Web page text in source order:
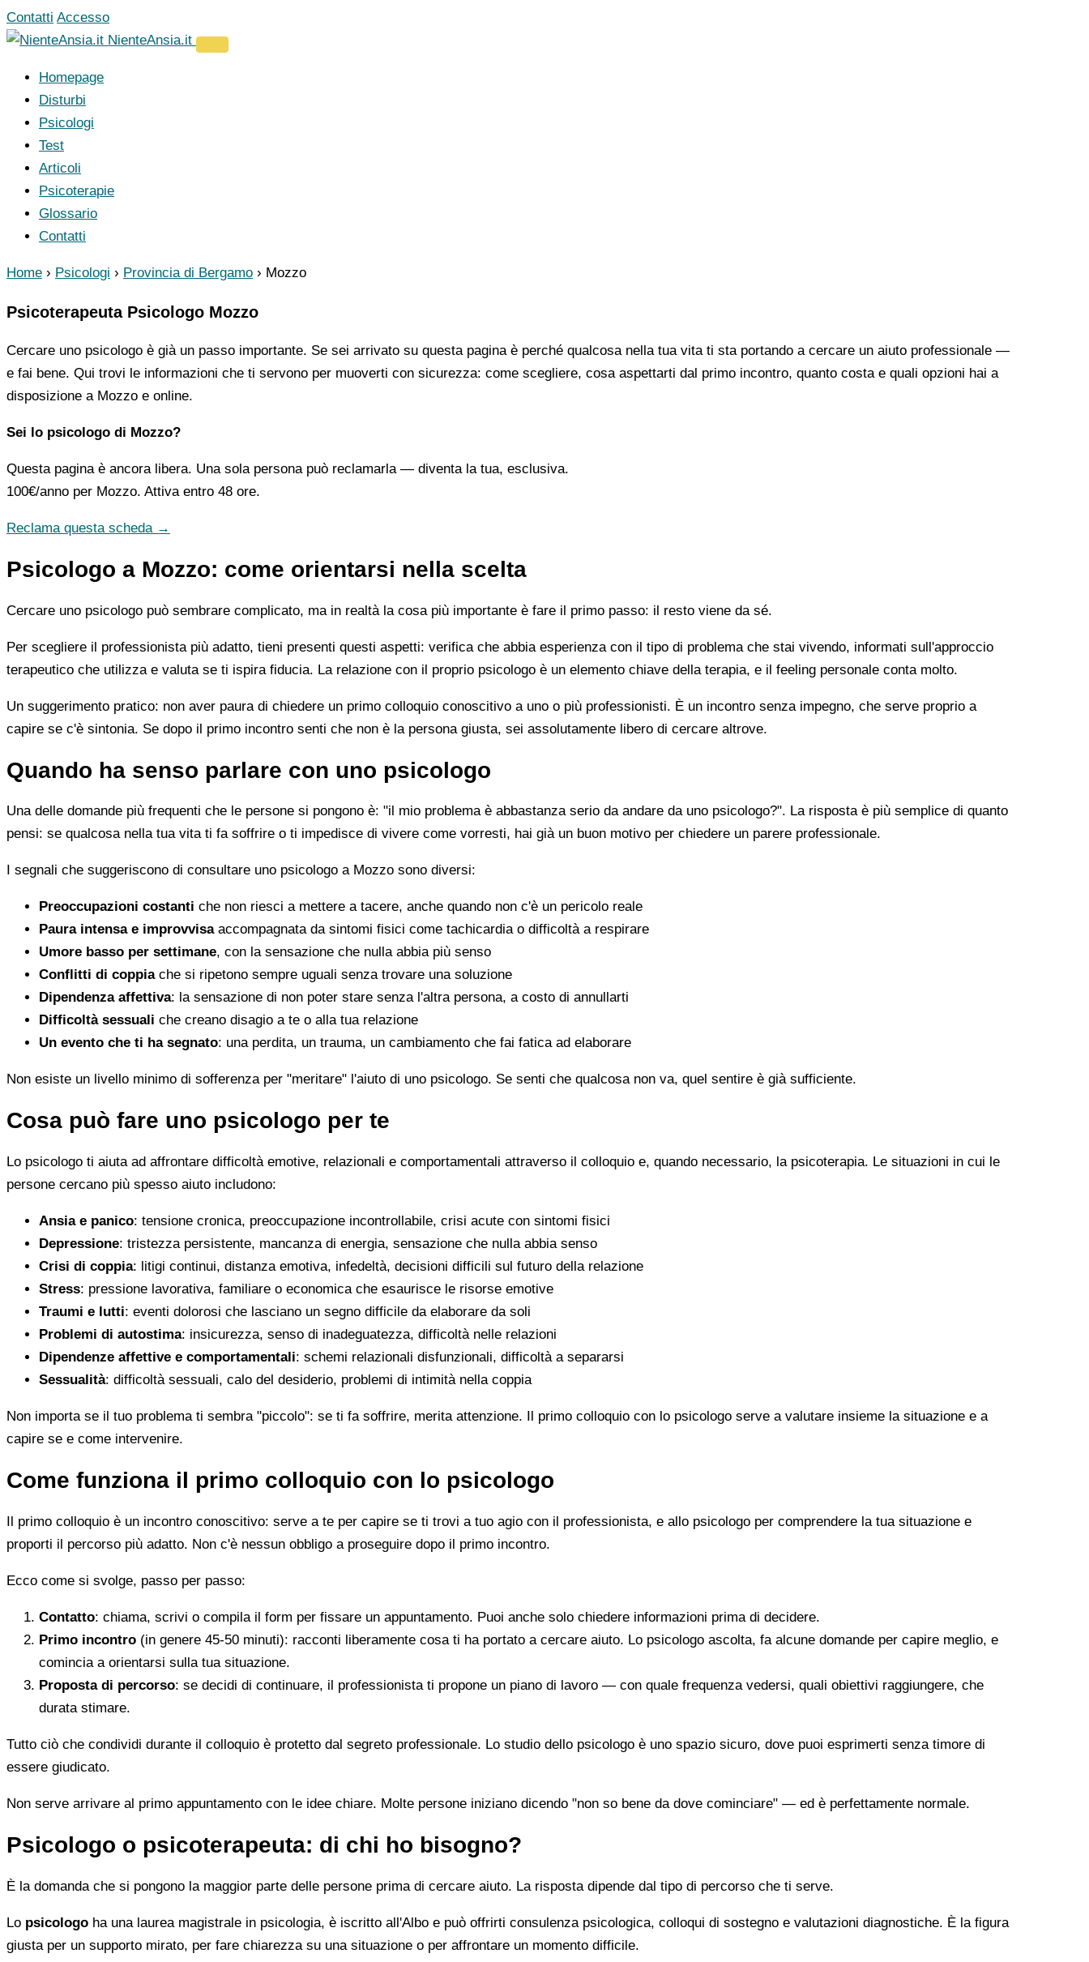
Vai
al
Contatti Accesso
NienteAnsia.it
Homepage
Disturbi
Psicologi
Test
Articoli
Psicoterapie
Glossario
Contatti
Home › Psicologi › Provincia di Bergamo › Mozzo
Psicoterapeuta Psicologo Mozzo
Cercare uno psicologo è già un passo importante. Se sei arrivato su questa pagina è perché qualcosa nella tua vita ti sta portando a cercare un aiuto professionale —
e fai bene. Qui trovi le informazioni che ti servono per muoverti con sicurezza: come scegliere, cosa aspettarti dal primo incontro, quanto costa e quali opzioni hai a
disposizione a Mozzo e online.
Sei lo psicologo di Mozzo?
Questa pagina è ancora libera. Una sola persona può reclamarla — diventa la tua, esclusiva.
100€/anno per Mozzo. Attiva entro 48 ore.
Reclama questa scheda →
Psicologo a Mozzo: come orientarsi nella scelta
Cercare uno psicologo può sembrare complicato, ma in realtà la cosa più importante è fare il primo passo: il resto viene da sé.
Per scegliere il professionista più adatto, tieni presenti questi aspetti: verifica che abbia esperienza con il tipo di problema che stai vivendo, informati sull'approccio
terapeutico che utilizza e valuta se ti ispira fiducia. La relazione con il proprio psicologo è un elemento chiave della terapia, e il feeling personale conta molto.
Un suggerimento pratico: non aver paura di chiedere un primo colloquio conoscitivo a uno o più professionisti. È un incontro senza impegno, che serve proprio a
capire se c'è sintonia. Se dopo il primo incontro senti che non è la persona giusta, sei assolutamente libero di cercare altrove.
Quando ha senso parlare con uno psicologo
Una delle domande più frequenti che le persone si pongono è: "il mio problema è abbastanza serio da andare da uno psicologo?". La risposta è più semplice di quanto
pensi: se qualcosa nella tua vita ti fa soffrire o ti impedisce di vivere come vorresti, hai già un buon motivo per chiedere un parere professionale.
I segnali che suggeriscono di consultare uno psicologo a Mozzo sono diversi:
Preoccupazioni costanti che non riesci a mettere a tacere, anche quando non c'è un pericolo reale
Paura intensa e improvvisaaccompagnata da sintomi fisici come tachicardia o difficoltà a respirare
Umore basso per settimane, con la sensazione che nulla abbia più senso
Conflitti di coppiache si ripetono sempre uguali senza trovare una soluzione
Dipendenza affettiva: la sensazione di non poter stare senza l'altra persona, a costo di annullarti
Difficoltà sessuali che creano disagio a te o alla tua relazione
Un evento che ti ha segnato: una perdita, un trauma, un cambiamento che fai fatica ad elaborare
Non esiste un livello minimo di sofferenza per "meritare" l'aiuto di uno psicologo. Se senti che qualcosa non va, quel sentire è già sufficiente.
Cosa può fare uno psicologo per te
Lo psicologo ti aiuta ad affrontare difficoltà emotive, relazionali e comportamentali attraverso il colloquio e, quando necessario, la psicoterapia. Le situazioni in cui le
persone cercano più spesso aiuto includono:
Ansia e panico: tensione cronica, preoccupazione incontrollabile, crisi acute con sintomi fisici
Depressione: tristezza persistente, mancanza di energia, sensazione che nulla abbia senso
Crisi di coppia: litigi continui, distanza emotiva, infedeltà, decisioni difficili sul futuro della relazione
Stress: pressione lavorativa, familiare o economica che esaurisce le risorse emotive
Traumi e lutti: eventi dolorosi che lasciano un segno difficile da elaborare da soli
Problemi di autostima: insicurezza, senso di inadeguatezza, difficoltà nelle relazioni
Dipendenze affettive e comportamentali: schemi relazionali disfunzionali, difficoltà a separarsi
Sessualità: difficoltà sessuali, calo del desiderio, problemi di intimità nella coppia
Non importa se il tuo problema ti sembra "piccolo": se ti fa soffrire, merita attenzione. Il primo colloquio con lo psicologo serve a valutare insieme la situazione e a
capire se e come intervenire.
Come funziona il primo colloquio con lo psicologo
Il primo colloquio è un incontro conoscitivo: serve a te per capire se ti trovi a tuo agio con il professionista, e allo psicologo per comprendere la tua situazione e
proporti il percorso più adatto. Non c'è nessun obbligo a proseguire dopo il primo incontro.
Ecco come si svolge, passo per passo:
Contatto: chiama, scrivi o compila il form per fissare un appuntamento. Puoi anche solo chiedere informazioni prima di decidere.
Primo incontro (in genere 45-50 minuti): racconti liberamente cosa ti ha portato a cercare aiuto. Lo psicologo ascolta, fa alcune domande per capire meglio, e
comincia a orientarsi sulla tua situazione.
Proposta di percorso: se decidi di continuare, il professionista ti propone un piano di lavoro — con quale frequenza vedersi, quali obiettivi raggiungere, che
durata stimare.
Tutto ciò che condividi durante il colloquio è protetto dal segreto professionale. Lo studio dello psicologo è uno spazio sicuro, dove puoi esprimerti senza timore di
essere giudicato.
Non serve arrivare al primo appuntamento con le idee chiare. Molte persone iniziano dicendo "non so bene da dove cominciare" — ed è perfettamente normale.
Psicologo o psicoterapeuta: di chi ho bisogno?
È la domanda che si pongono la maggior parte delle persone prima di cercare aiuto. La risposta dipende dal tipo di percorso che ti serve.
Lo psicologo ha una laurea magistrale in psicologia, è iscritto all'Albo e può offrirti consulenza psicologica, colloqui di sostegno e valutazioni diagnostiche. È la figura
giusta per un supporto mirato, per fare chiarezza su una situazione o per affrontare un momento difficile.